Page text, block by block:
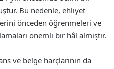
Bu nedenle, ehliyet
önceden öğrenmeleri ve
önemli bir hâl almıştır.
ve belge harçlarının da